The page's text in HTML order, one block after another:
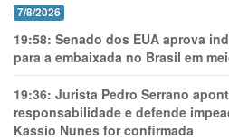
7/8/2026
19:58: Senado dos EUA aprova
para a embaixada no Brasil em
19:36: Jurista Pedro Serrano
responsabilidade e defende
Kassio Nunes for confirmada